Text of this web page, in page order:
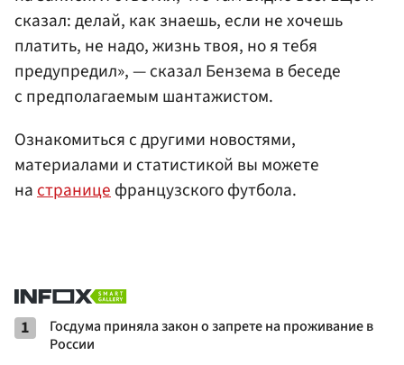
сказал: делай, как знаешь, если не хочешь
платить, не надо, жизнь твоя, но я тебя
предупредил», — сказал Бензема в беседе
с предполагаемым шантажистом.
Ознакомиться с другими новостями,
материалами и статистикой вы можете
на странице французского футбола.
1
Госдума приняла закон о запрете на проживание в
России